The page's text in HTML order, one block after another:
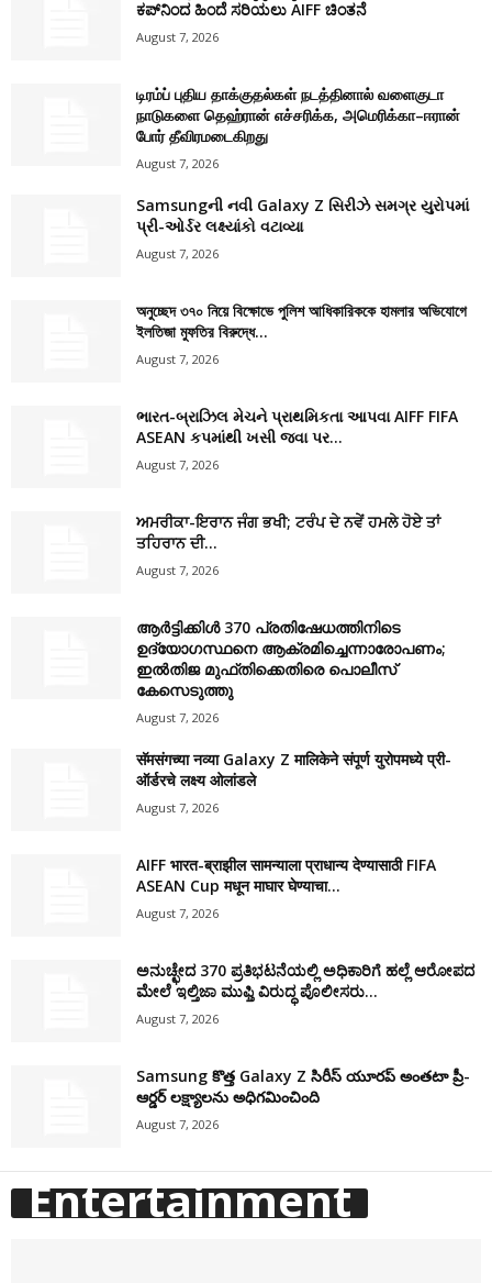
ಕಪ್‌ನಿಂದ ಹಿಂದೆ ಸರಿಯಲು AIFF ಚಿಂತನೆ
August 7, 2026
டிரம்ப் புதிய தாக்குதல்கள் நடத்தினால் வளைகுடா
நாடுகளை தெஹ்ரான் எச்சரிக்க, அமெரிக்கா–ஈரான்
போர் தீவிரமடைகிறது
August 7, 2026
Samsungની નવી Galaxy Z સિરીઝે સમગ્ર યુરોપમાં
પ્રી-ઓર્ડર લક્ષ્યાંકો વટાવ્યા
August 7, 2026
অনুচ্ছেদ ৩৭০ নিয়ে বিক্ষোভে পুলিশ আধিকারিককে হামলার অভিযোগে
ইলতিজা মুফতির বিরুদ্ধে...
August 7, 2026
ભારત-બ્રાઝિલ મેચને પ્રાથમિકતા આપવા AIFF FIFA
ASEAN કપમાંથી ખસી જવા પર...
August 7, 2026
ਅਮਰੀਕਾ-ਇਰਾਨ ਜੰਗ ਭਖੀ; ਟਰੰਪ ਦੇ ਨਵੇਂ ਹਮਲੇ ਹੋਏ ਤਾਂ
ਤਹਿਰਾਨ ਦੀ...
August 7, 2026
ആർട്ടിക്കിൾ 370 പ്രതിഷേധത്തിനിടെ
ഉദ്യോഗസ്ഥനെ ആക്രമിച്ചെന്നാരോപണം;
ഇൽതിജ മുഫ്തിക്കെതിരെ പൊലീസ്
കേസെടുത്തു
August 7, 2026
सॅमसंगच्या नव्या Galaxy Z मालिकेने संपूर्ण युरोपमध्ये प्री-
ऑर्डरचे लक्ष्य ओलांडले
August 7, 2026
AIFF भारत-ब्राझील सामन्याला प्राधान्य देण्यासाठी FIFA
ASEAN Cup मधून माघार घेण्याचा...
August 7, 2026
ಅನುಚ್ಛೇದ 370 ಪ್ರತಿಭಟನೆಯಲ್ಲಿ ಅಧಿಕಾರಿಗೆ ಹಲ್ಲೆ ಆರೋಪದ
ಮೇಲೆ ಇಲ್ತಿಜಾ ಮುಫ್ತಿ ವಿರುದ್ಧ ಪೊಲೀಸರು...
August 7, 2026
Samsung కొత్త Galaxy Z సిరీస్ యూరప్ అంతటా ప్రీ-
ఆర్డర్ లక్ష్యాలను అధిగమించింది
August 7, 2026
Entertainment